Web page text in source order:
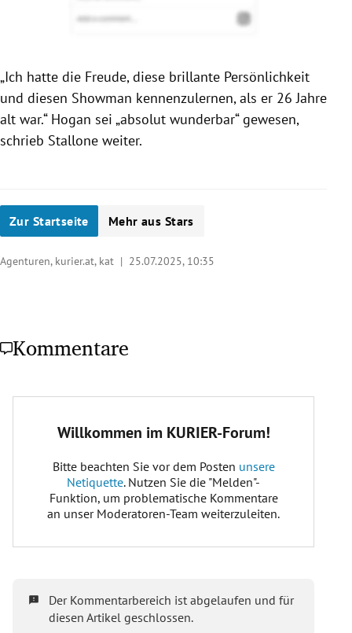
„Ich hatte die Freude, diese brillante Persönlichkeit
und diesen Showman kennenzulernen, als er 26 Jahre
alt war.“ Hogan sei „absolut wunderbar“ gewesen,
schrieb Stallone weiter.
Zur Startseite Mehr aus Stars
Agenturen, kurier.at, kat | 25.07.2025, 10:35
Kommentare